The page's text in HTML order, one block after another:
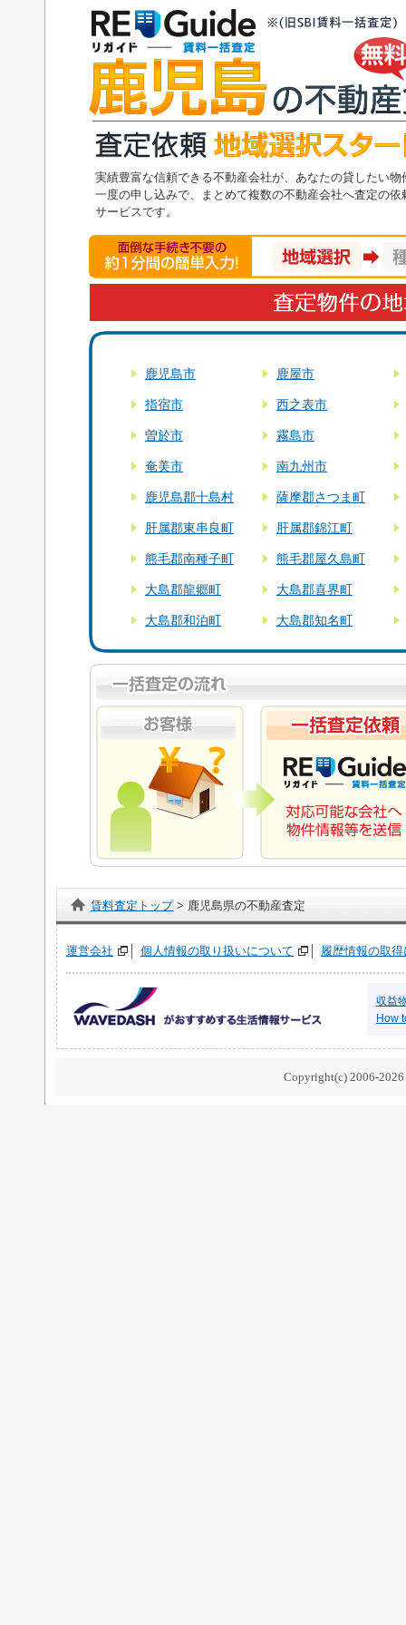
鹿児島県の無料不動産賃料査定
査定依頼地域選択スタート
実績豊富な信頼できる不動産会社が、あなたの貸したい
一度の申し込みで、まとめて複数の不動産会社へ査定の
サービスです。
面倒な手続き不要の1分の簡単入力！地域選択
鹿児島市 鹿屋市
指宿市 西之表市
曽於市 霧島市
奄美市 南九州市
鹿児島郡十島村 薩摩郡さつま町
肝属郡東串良町 肝属郡錦江町
熊毛郡南種子町 熊毛郡屋久島町
大島郡龍郷町 大島郡喜界町
大島郡和泊町 大島郡知名町
賃料査定トップ> 鹿児島県の不動産査定
運営会社 個人情報の取り扱いについて 履歴情報の取
収益
How
Copyright(c) 2006-2026